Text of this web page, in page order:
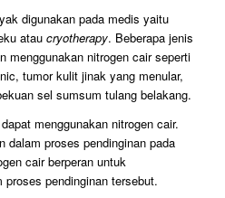
digunakan pada medis yaitu
atau cryotherapy. Beberapa jenis
menggunakan nitrogen cair seperti
tumor kulit jinak yang menular,
sel sumsum tulang belakang.
menggunakan nitrogen cair.
dalam proses pendinginan pada
cair berperan untuk
pendinginan tersebut.